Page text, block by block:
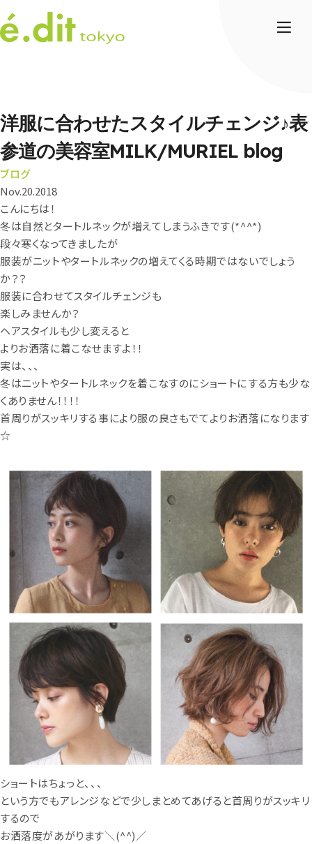
洋服に合わせたスタイルチェンジ♪表
参道の美容室MILK/MURIEL blog
ブログ
Nov.20.2018
こんにちは！
冬は自然とタートルネックが増えてしまうふきです(*^^*)
段々寒くなってきましたが
服装がニットやタートルネックの増えてくる時期ではないでしょう
か？？
服装に合わせてスタイルチェンジも
楽しみませんか？
ヘアスタイルも少し変えると
よりお洒落に着こなせますよ！！
実は、、、
冬はニットやタートルネックを着こなすのにショートにする方も少な
くありません！！！！
首周りがスッキリする事により服の良さもでてよりお洒落になります
☆
ショートはちょっと、、、
という方でもアレンジなどで少しまとめてあげると首周りがスッキリ
するので
お洒落度があがります＼(^^)／